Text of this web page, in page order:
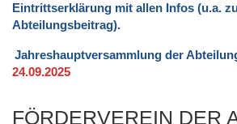
Eintrittserklärung mit allen Infos (u.a.
Abteilungsbeitrag).
Jahreshauptversammlung der
24.09.2025
FÖRDERVEREIN DER